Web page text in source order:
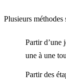
Plusieurs méthodes
Partir d’une
une à une
Partir des